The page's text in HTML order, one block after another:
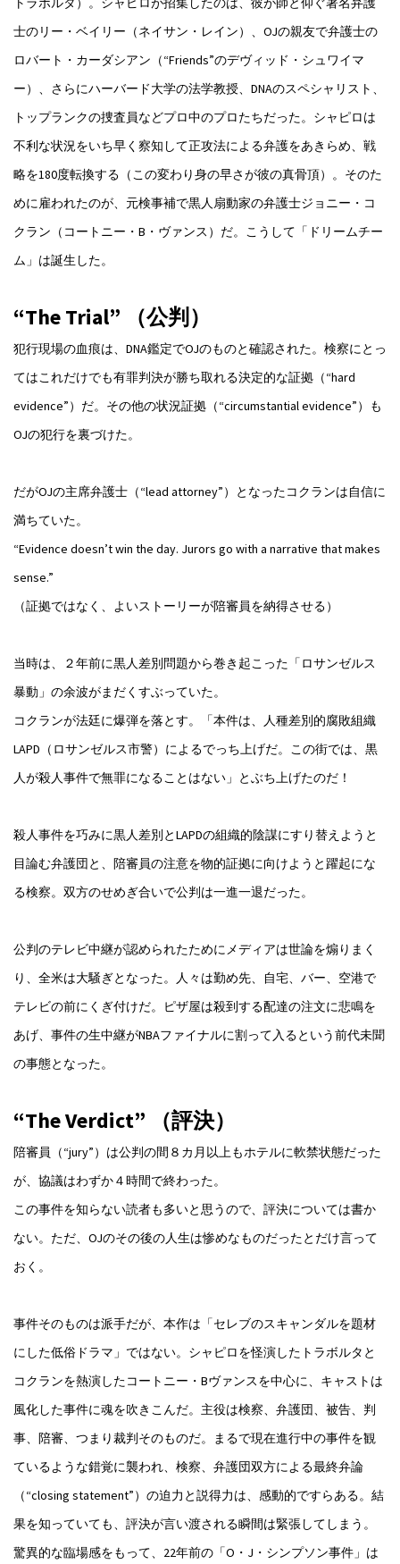
士のリー・ベイリー（ネイサン・レイン）、OJの親友で弁護士の
ロバート・カーダシアン（“Friends”のデヴィッド・シュワイマ
ー）、さらにハーバード大学の法学教授、DNAのスペシャリスト、
トップランクの捜査員などプロ中のプロたちだった。シャピロは
不利な状況をいち早く察知して正攻法による弁護をあきらめ、戦
略を180度転換する（この変わり身の早さが彼の真骨頂）。そのた
めに雇われたのが、元検事補で黒人扇動家の弁護士ジョニー・コ
クラン（コートニー・B・ヴァンス）だ。こうして「ドリームチー
ム」は誕生した。
“The Trial” （公判）
犯行現場の血痕は、DNA鑑定でOJのものと確認された。検察にとっ
てはこれだけでも有罪判決が勝ち取れる決定的な証拠（“hard
evidence”）だ。その他の状況証拠（“circumstantial evidence”）も
OJの犯行を裏づけた。
だがOJの主席弁護士（“lead attorney”）となったコクランは自信に
満ちていた。
“Evidence doesn’t win the day. Jurors go with a narrative that makes
sense.”
（証拠ではなく、よいストーリーが陪審員を納得させる）
当時は、２年前に黒人差別問題から巻き起こった「ロサンゼルス
暴動」の余波がまだくすぶっていた。
コクランが法廷に爆弾を落とす。「本件は、人種差別的腐敗組織
LAPD（ロサンゼルス市警）によるでっち上げだ。この街では、黒
人が殺人事件で無罪になることはない」とぶち上げたのだ！
殺人事件を巧みに黒人差別とLAPDの組織的陰謀にすり替えようと
目論む弁護団と、陪審員の注意を物的証拠に向けようと躍起にな
る検察。双方のせめぎ合いで公判は一進一退だった。
公判のテレビ中継が認められたためにメディアは世論を煽りまく
り、全米は大騒ぎとなった。人々は勤め先、自宅、バー、空港で
テレビの前にくぎ付けだ。ピザ屋は殺到する配達の注文に悲鳴を
あげ、事件の生中継がNBAファイナルに割って入るという前代未聞
の事態となった。
“The Verdict” （評決）
陪審員（“jury”）は公判の間８カ月以上もホテルに軟禁状態だった
が、協議はわずか４時間で終わった。
この事件を知らない読者も多いと思うので、評決については書か
ない。ただ、OJのその後の人生は惨めなものだったとだけ言って
おく。
事件そのものは派手だが、本作は「セレブのスキャンダルを題材
にした低俗ドラマ」ではない。シャピロを怪演したトラボルタと
コクランを熱演したコートニー・Bヴァンスを中心に、キャストは
風化した事件に魂を吹きこんだ。主役は検察、弁護団、被告、判
事、陪審、つまり裁判そのものだ。まるで現在進行中の事件を観
ているような錯覚に襲われ、検察、弁護団双方による最終弁論
（“closing statement”）の迫力と説得力は、感動的ですらある。結
果を知っていても、評決が言い渡される瞬間は緊張してしまう。
驚異的な臨場感をもって、22年前の「O・J・シンプソン事件」は